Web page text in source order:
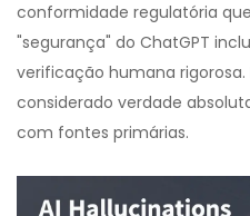
conformidade regulatória
"segurança" do ChatGPT
verificação humana
considerado verdade
com fontes primárias.